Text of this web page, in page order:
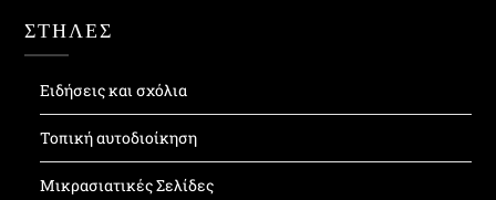
ΣΤΗΛΕΣ
Ειδήσεις και σχόλια
Τοπική αυτοδιοίκηση
Μικρασιατικές Σελίδες